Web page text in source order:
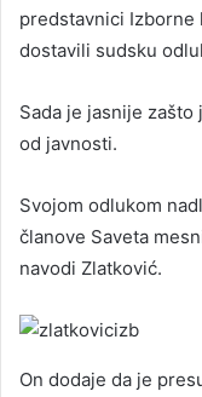
predstavnici Izborne
dostavili sudsku
Sada je jasnije zašto
od javnosti.
Svojom odlukom
članove Saveta
navodi Zlatković.
On dodaje da je